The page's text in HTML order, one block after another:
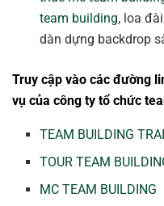
team building, loa
dàn dựng backdrop
Truy cập vào các đường
vụ của công ty tổ chức
TEAM BUILDING
TOUR TEAM
MC TEAM BUILDING